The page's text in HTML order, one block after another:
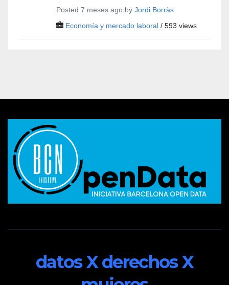
Posted 7 meses ago by Jordi Borràs
Economía y mercado laboral / 593 views
datos X derechos X